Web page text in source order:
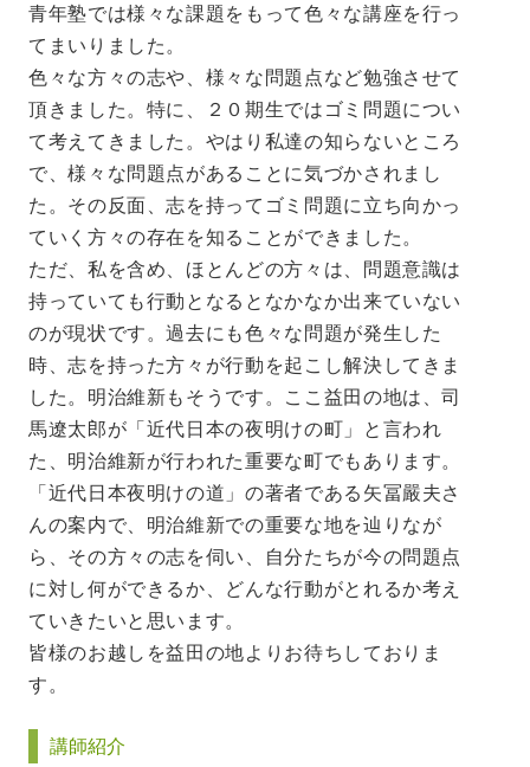
青年塾では様々な課題をもって色々な講座を行っ
てまいりました。
色々な方々の志や、様々な問題点など勉強させて
頂きました。特に、２０期生ではゴミ問題につい
て考えてきました。やはり私達の知らないところ
で、様々な問題点があることに気づかされまし
た。その反面、志を持ってゴミ問題に立ち向かっ
ていく方々の存在を知ることができました。
ただ、私を含め、ほとんどの方々は、問題意識は
持っていても行動となるとなかなか出来ていない
のが現状です。過去にも色々な問題が発生した
時、志を持った方々が行動を起こし解決してきま
した。明治維新もそうです。ここ益田の地は、司
馬遼太郎が「近代日本の夜明けの町」と言われ
た、明治維新が行われた重要な町でもあります。
「近代日本夜明けの道」の著者である矢冨嚴夫さ
んの案内で、明治維新での重要な地を辿りなが
ら、その方々の志を伺い、自分たちが今の問題点
に対し何ができるか、どんな行動がとれるか考え
ていきたいと思います。
皆様のお越しを益田の地よりお待ちしておりま
す。
講師紹介